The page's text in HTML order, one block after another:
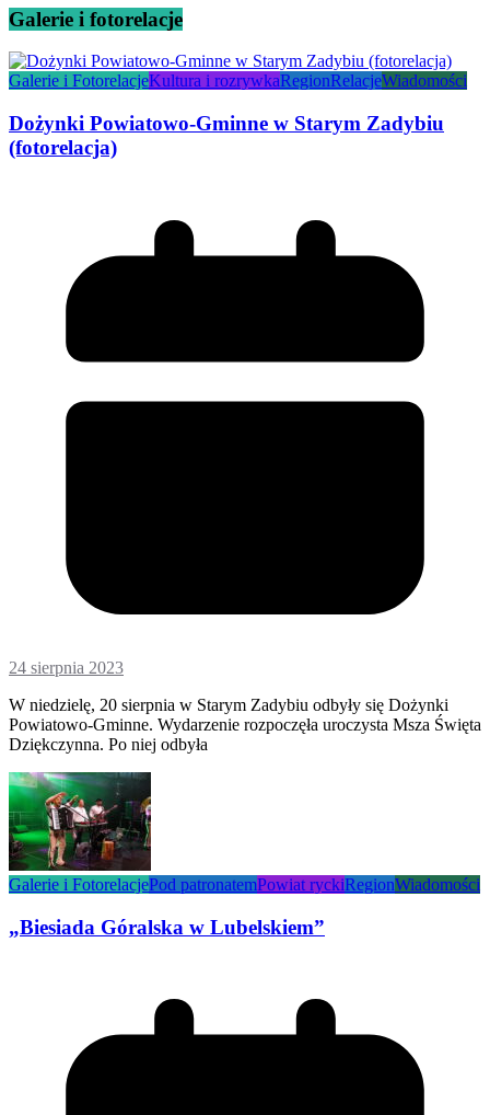
Galerie i fotorelacje
Galerie i FotorelacjeKultura i rozrywkaRegionRelacjeWiadomości
Dożynki Powiatowo-Gminne w Starym Zadybiu
(fotorelacja)
24 sierpnia 2023
W niedzielę, 20 sierpnia w Starym Zadybiu odbyły się Dożynki
Powiatowo-Gminne. Wydarzenie rozpoczęła uroczysta Msza Święta
Dziękczynna. Po niej odbyła
Galerie i FotorelacjePod patronatemPowiat ryckiRegionWiadomości
„Biesiada Góralska w Lubelskiem”